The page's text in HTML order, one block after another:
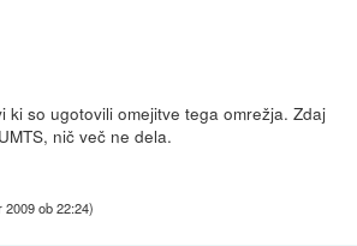
ki so ugotovili omejitve tega omrežja. Zdaj
nič več ne dela.
2009 ob 22:24)